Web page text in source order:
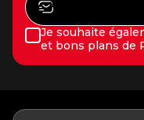
Je souhaite
et bons plans de